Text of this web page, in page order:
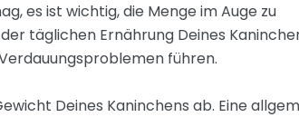
es ist wichtig, die Menge im Auge zu
täglichen Ernährung Deines
führen.
Deines Kaninchens ab. Eine